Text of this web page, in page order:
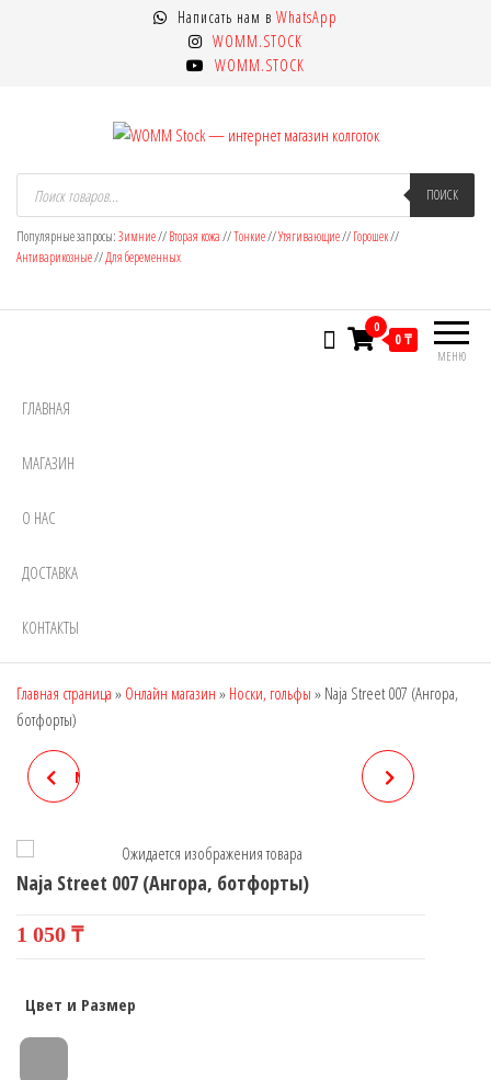
Написать нам в WhatsApp
WOMM.STOCK
WOMM.STOCK
WOMM Stock — интернет магазин
колготок
Колготки MANZI, Naja Street тонкие,
фантазийные, чулки, лосины
Поиск
товаров ПОИСК
Популярные запросы:Зимние//Вторая кожа//Тонкие//Утягивающие//Горошек//
Антиварикозные//Для беременных
МЕНЮ
0
0 ₸
ГЛАВНАЯ
МАГАЗИН
О НАС
ДОСТАВКА
КОНТАКТЫ
Главная страница » Онлайн магазин » Носки, гольфы » Naja Street 007 (Ангора,
ботфорты)
NAJA STREET 006 (АНГОРА,
Naja Street 007 (Ангора, ботфорты)
1 050 ₸
Цвет и Размер